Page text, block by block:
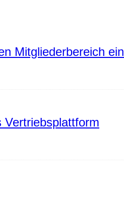
Mitgliederbereich
Vertriebsplattform